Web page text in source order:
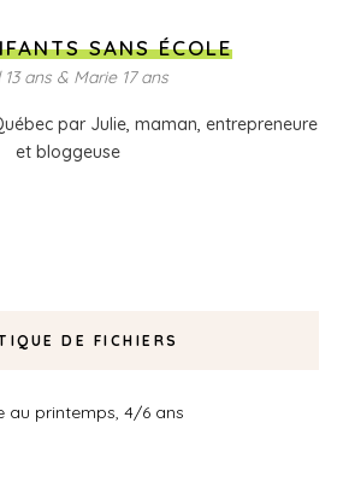
SANS ÉCOLE
13 ans & Marie 17 ans
par Julie, maman, entrepreneure
et bloggeuse
DE FICHIERS
au printemps, 4/6 ans